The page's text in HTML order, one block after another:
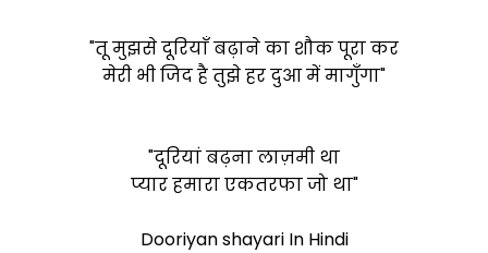
"तू मुझसे दूरियाँ बढ़ाने का शौक पूरा कर
मेरी भी जिद है तुझे हर दुआ में मागुँगा"
"दूरियां बढ़ना लाज़मी था
प्यार हमारा एकतरफा जो था"
Dooriyan shayari In Hindi